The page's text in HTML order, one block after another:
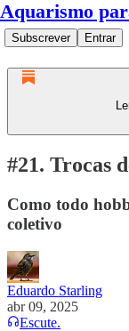
Aquarismo
Subscrever Entrar
#21. Trocas
Como todo
coletivo
Eduardo Starling
abr 09, 2025
Escute.